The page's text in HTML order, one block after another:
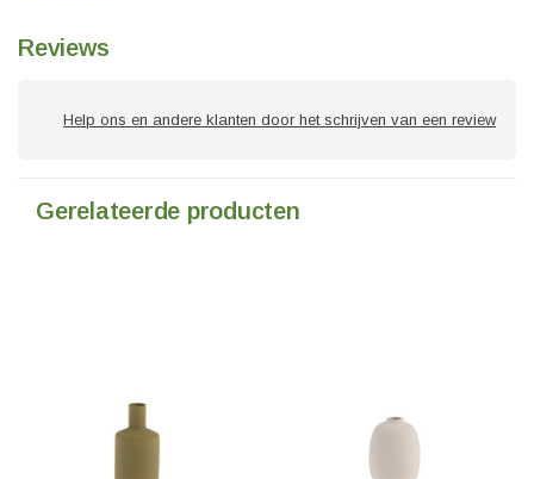
Reviews
Help ons en andere klanten door het schrijven van een review
Gerelateerde producten